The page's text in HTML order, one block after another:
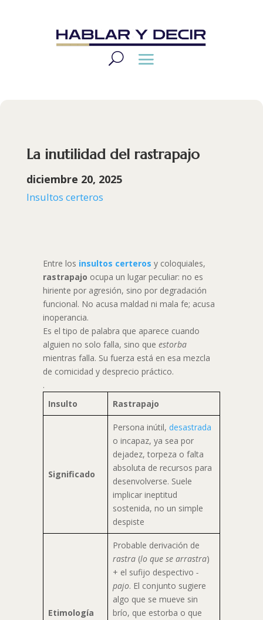
La inutilidad del rastrapajo
diciembre 20, 2025
Insultos certeros
Entre los insultos certeros y coloquiales,
rastrapajo ocupa un lugar peculiar: no es
hiriente por agresión, sino por degradación
funcional. No acusa maldad ni mala fe; acusa
inoperancia.
Es el tipo de palabra que aparece cuando
alguien no solo falla, sino que estorba
mientras falla. Su fuerza está en esa mezcla
de comicidad y desprecio práctico.
.
Insulto
Rastrapajo
Significado
Persona inútil, desastrada
o incapaz, ya sea por
dejadez, torpeza o falta
absoluta de recursos para
desenvolverse. Suele
implicar ineptitud
sostenida, no un simple
despiste
Etimología
Probable derivación de
rastra(lo que se arrastra)
+ el sufijo despectivo -
pajo. El conjunto sugiere
algo que se mueve sin
brío, que estorba o que